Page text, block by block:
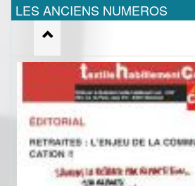
LES ANCIENS NUMEROS